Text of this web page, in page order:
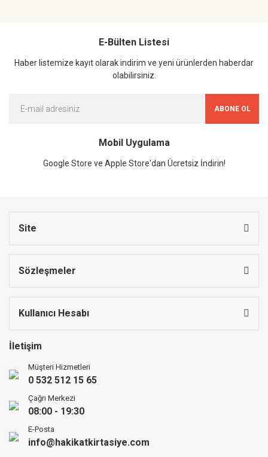
E-Bülten Listesi
Haber listemize kayıt olarak indirim ve yeni ürünlerden haberdar
olabilirsiniz.
ABONE OL
Mobil Uygulama
Google Store ve Apple Store'dan Ücretsiz İndirin!
Site
Sözleşmeler
Kullanıcı Hesabı
İletişim
Müşteri Hizmetleri
0 532 512 15 65
Çağrı Merkezi
08:00 - 19:30
E-Posta
info@hakikatkirtasiye.com